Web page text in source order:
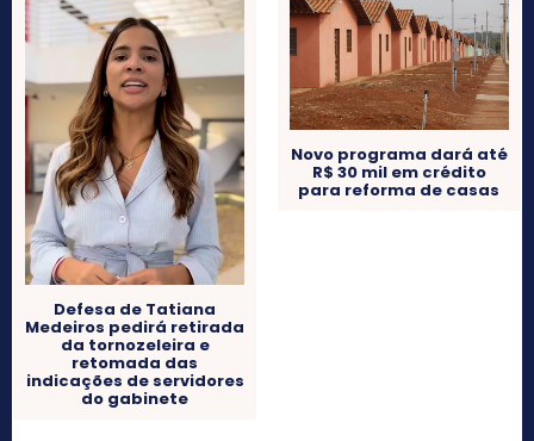
Defesa de Tatiana
Medeiros pedirá retirada
da tornozeleira e
retomada das
indicações de servidores
do gabinete
Novo programa dará até
R$ 30 mil em crédito
para reforma de casas